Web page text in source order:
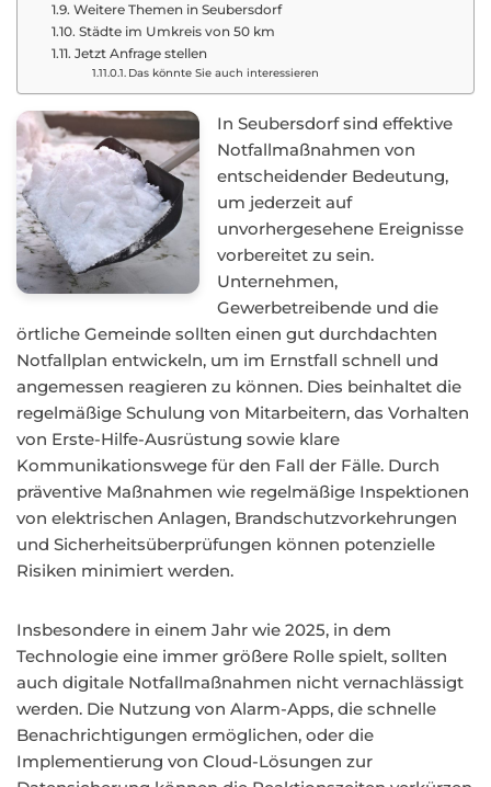
Weitere Themen in Seubersdorf
Städte im Umkreis von 50 km
Jetzt Anfrage stellen
Das könnte Sie auch interessieren
In Seubersdorf sind effektive
Notfallmaßnahmen von
entscheidender Bedeutung,
um jederzeit auf
unvorhergesehene Ereignisse
vorbereitet zu sein.
Unternehmen,
Gewerbetreibende und die
örtliche Gemeinde sollten einen gut durchdachten
Notfallplan entwickeln, um im Ernstfall schnell und
angemessen reagieren zu können. Dies beinhaltet die
regelmäßige Schulung von Mitarbeitern, das Vorhalten
von Erste-Hilfe-Ausrüstung sowie klare
Kommunikationswege für den Fall der Fälle. Durch
präventive Maßnahmen wie regelmäßige Inspektionen
von elektrischen Anlagen, Brandschutzvorkehrungen
und Sicherheitsüberprüfungen können potenzielle
Risiken minimiert werden.
Insbesondere in einem Jahr wie 2025, in dem
Technologie eine immer größere Rolle spielt, sollten
auch digitale Notfallmaßnahmen nicht vernachlässigt
werden. Die Nutzung von Alarm-Apps, die schnelle
Benachrichtigungen ermöglichen, oder die
Implementierung von Cloud-Lösungen zur